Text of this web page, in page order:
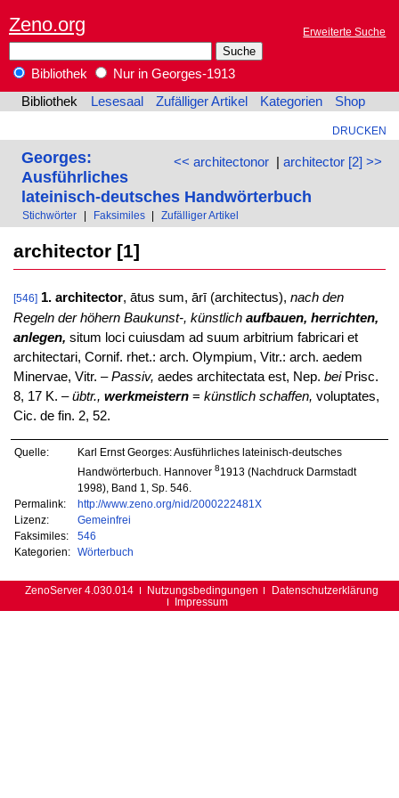
Zeno.org Erweiterte Suche
Bibliothek
Nur in Georges-1913
Bibliothek
Lesesaal Zufälliger Artikel Kategorien Shop
DRUCKEN
<< architectonor| architector [2] >>
Georges:
Ausführliches
lateinisch-deutsches Handwörterbuch
Stichwörter Faksimiles Zufälliger Artikel
architector [1]
[546] 1. architector, ātus sum, ārī (architectus), nach den
Regeln der höhern Baukunst-, künstlich aufbauen, herrichten,
anlegen, situm loci cuiusdam ad suum arbitrium fabricari et
architectari, Cornif. rhet.: arch. Olympium, Vitr.: arch. aedem
Minervae, Vitr. –Passiv, aedes architectata est, Nep. beiPrisc.
8, 17 K. –übtr., werkmeistern= künstlich schaffen, voluptates,
Cic. de fin. 2, 52.
Quelle:
Karl Ernst Georges: Ausführliches lateinisch-deutsches
Handwörterbuch. Hannover 81913 (Nachdruck Darmstadt
1998), Band 1, Sp. 546.
Permalink:
http://www.zeno.org/nid/2000222481X
Lizenz:
Gemeinfrei
Faksimiles:
546
Kategorien:
Wörterbuch
ZenoServer 4.030.014 Nutzungsbedingungen
Datenschutzerklärung
Impressum